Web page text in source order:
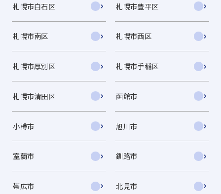
札幌市白石区 札幌市豊平区
札幌市南区 札幌市西区
札幌市厚別区 札幌市手稲区
札幌市清田区 函館市
小樽市 旭川市
室蘭市 釧路市
帯広市 北見市